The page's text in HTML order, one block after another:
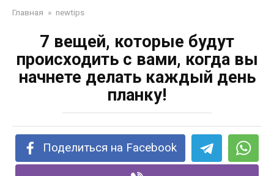
Главная » newtips
7 вещей, которые будут
происходить с вами, когда вы
начнете делать каждый день
планку!
Поделиться на Facebook